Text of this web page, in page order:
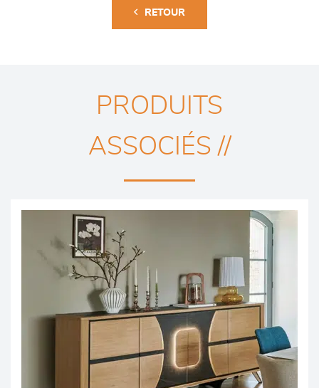
RETOUR
PRODUITS
ASSOCIÉS //